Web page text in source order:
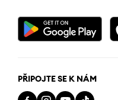
PŘIPOJTE SE K NÁM